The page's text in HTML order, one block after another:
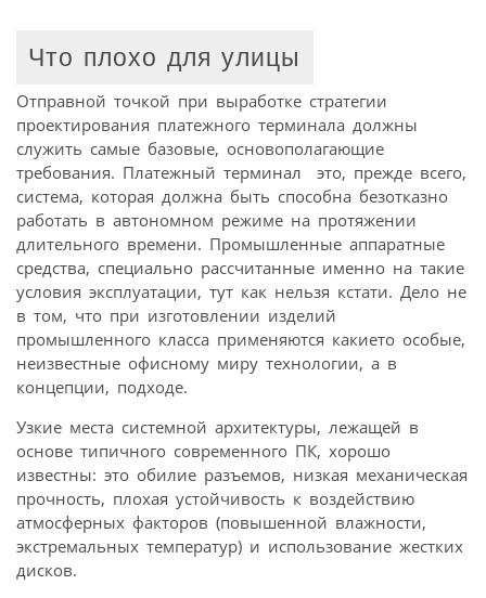
Что плохо для улицы
Отправной точкой при выработке стратегии
проектирования платежного терминала должны
служить самые базовые, основополагающие
требования. Платежный терминал  это, прежде всего,
система, которая должна быть способна безотказно
работать в автономном режиме на протяжении
длительного времени. Промышленные аппаратные
средства, специально рассчитанные именно на такие
условия эксплуатации, тут как нельзя кстати. Дело не
в том, что при изготовлении изделий
промышленного класса применяются какието особые,
неизвестные офисному миру технологии, а в
концепции, подходе.
Узкие места системной архитектуры, лежащей в
основе типичного современного ПК, хорошо
известны: это обилие разъемов, низкая механическая
прочность, плохая устойчивость к воздействию
атмосферных факторов (повышенной влажности,
экстремальных температур) и использование жестких
дисков.